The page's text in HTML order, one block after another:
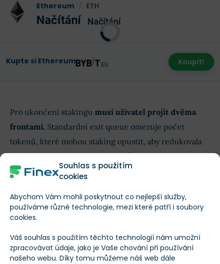
Souhlas s použitím
cookies
Abychom Vám mohli poskytnout co nejlepší služby,
používáme různé technologie, mezi které patří i soubory
cookies.
Váš souhlas s použitím těchto technologií nám umožní
zpracovávat údaje, jako je Vaše chování při používání
našeho webu. Díky tomu můžeme náš web dále
Ethereum ETH
Načítání Načítání
Kupte si Ethereum Koupit!
Pro ukončení stakingu musí uživatel projít dvěma
frontami. Standardní exit queue omezuje počet
tokenů, které mohou staking opustit, aby redukovala
případný prodejní tlak. Momentálně je omezení
nastaveno na 100 tisíc ETH denně,
To by mohl být pro ETFs problém z hlediska jejich
chvíli asi 12 hodin, ale v období volatilního trhu by
mohlo být mnohem delší.